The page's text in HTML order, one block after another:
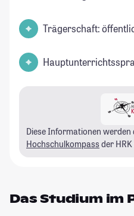
Trägerschaft:
Diese Informationen
Hochschulkompass der
Das Studium im